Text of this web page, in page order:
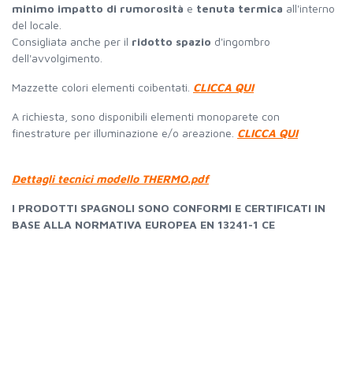
minimo impatto di rumorosità e tenuta termica all'interno
del locale.
Consigliata anche per il ridotto spazio d'ingombro
dell'avvolgimento.
Mazzette colori elementi coibentati. CLICCA QUI
A richiesta, sono disponibili elementi monoparete con
finestrature per illuminazione e/o areazione. CLICCA QUI
Dettagli tecnici modello THERMO.pdf
I PRODOTTI SPAGNOLI SONO CONFORMI E CERTIFICATI IN
BASE ALLA NORMATIVA EUROPEA EN 13241-1 CE